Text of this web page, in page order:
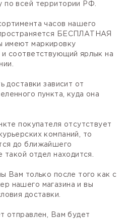
по всей территории РФ.
часов нашего
БЕСПЛАТНАЯ
маркировку
и соответствующий ярлык на
доставки зависит от
пункта, куда она
покупателя отсутствует
компаний, то
до ближайшего
такой отдел находится.
Вам только после того как с
нашего магазина и вы
доставки.
отправлен, Вам будет